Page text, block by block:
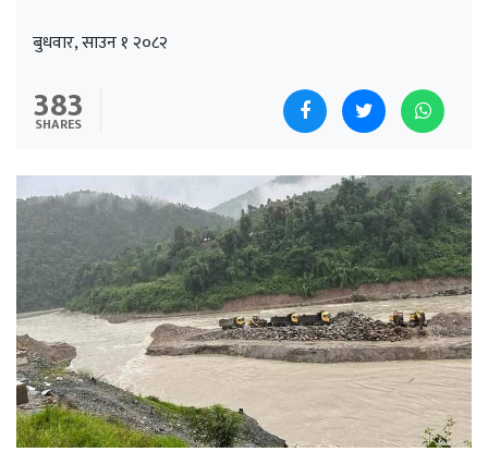
बुधवार, साउन १ २०८२
383
SHARES